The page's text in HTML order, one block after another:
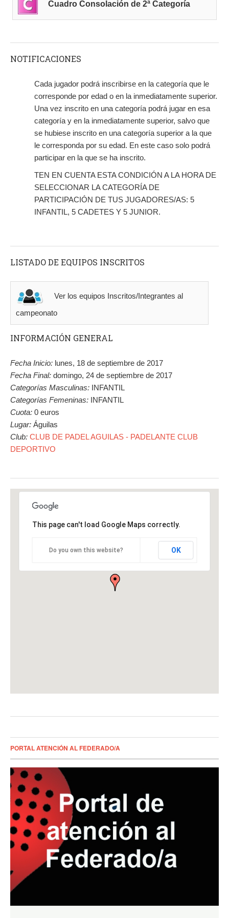
Cuadro Consolación de 2ª Categoría
NOTIFICACIONES
Cada jugador podrá inscribirse en la categoría que le
corresponde por edad o en la inmediatamente superior.
Una vez inscrito en una categoría podrá jugar en esa
categoría y en la inmediatamente superior, salvo que
se hubiese inscrito en una categoría superior a la que
le corresponda por su edad. En este caso solo podrá
participar en la que se ha inscrito.
TEN EN CUENTA ESTA CONDICIÓN A LA HORA DE
SELECCIONAR LA CATEGORÍA DE
PARTICIPACIÓN DE TUS JUGADORES/AS: 5
INFANTIL, 5 CADETES Y 5 JUNIOR.
LISTADO DE EQUIPOS INSCRITOS
Ver los equipos Inscritos/Integrantes al
campeonato
INFORMACIÓN GENERAL
Fecha Inicio: lunes, 18 de septiembre de 2017
Fecha Final: domingo, 24 de septiembre de 2017
Categorías Masculinas: INFANTIL
Categorías Femeninas: INFANTIL
Cuota: 0 euros
Lugar: Águilas
Club: CLUB DE PADEL AGUILAS - PADELANTE CLUB
DEPORTIVO
This page can't load Google Maps correctly.
Do you own this website? OK
PORTAL ATENCIÓN AL FEDERADO/A